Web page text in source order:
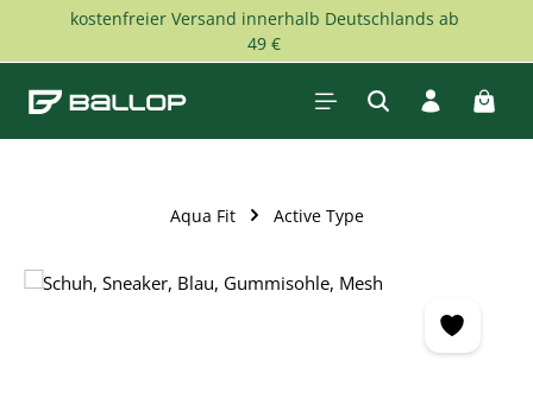
Zum Hauptinhalt springen
kostenfreier Versand innerhalb Deutschlands ab
49 €
Aqua Fit Active Type
Bildergalerie überspringen